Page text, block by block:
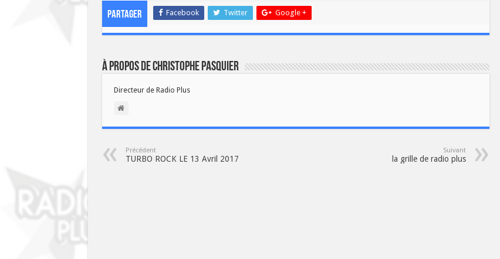
Partager Facebook Twitter Google +
À propos de Christophe PASQUIER
Directeur de Radio Plus
Précédent
TURBO ROCK LE 13 Avril 2017
Suivant
la grille de radio plus